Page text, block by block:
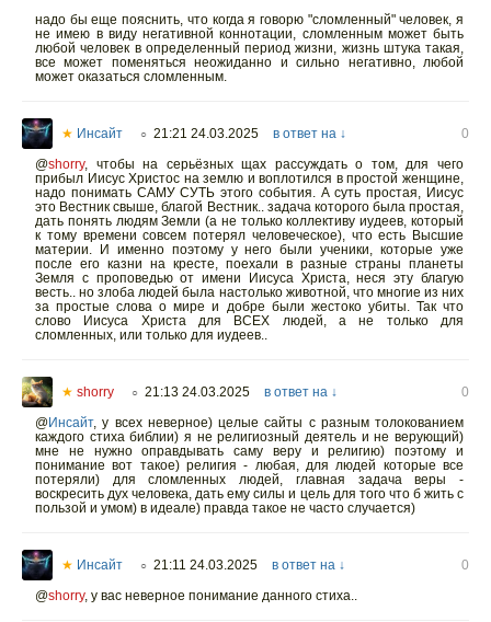
надо бы еще пояснить, что когда я говорю "сломленный" человек, я
не имею в виду негативной коннотации, сломленным может быть
любой человек в определенный период жизни, жизнь штука такая,
все может поменяться неожиданно и сильно негативно, любой
может оказаться сломленным.
★ Инсайт ○ 21:21 24.03.2025 в ответ на ↓
0
@shorry,
чтобы на серьёзных щах рассуждать о том, для чего
прибыл Иисус Христос на землю и воплотился в простой женщине,
надо понимать САМУ СУТЬ этого события. А суть простая, Иисус
это Вестник свыше, благой Вестник.. задача которого была простая,
дать понять людям Земли (а не только коллективу иудеев, который
к тому времени совсем потерял человеческое), что есть Высшие
материи. И именно поэтому у него были ученики, которые уже
после его казни на кресте, поехали в разные страны планеты
Земля с проповедью от имени Иисуса Христа, неся эту благую
весть.. но злоба людей была настолько животной, что многие из них
за простые слова о мире и добре были жестоко убиты. Так что
слово Иисуса Христа для ВСЕХ людей, а не только для
сломленных, или только для иудеев..
★ shorry ○ 21:13 24.03.2025 в ответ на ↓
0
@Инсайт, у всех неверное) целые сайты с разным толокованием
каждого стиха библии) я не религиозный деятель и не верующий)
мне не нужно оправдывать саму веру и религию) поэтому и
понимание вот такое) религия - любая, для людей которые все
потеряли) для сломленных людей, главная задача веры -
воскресить дух человека, дать ему силы и цель для того что б жить с
пользой и умом) в идеале) правда такое не часто случается)
★ Инсайт ○ 21:11 24.03.2025 в ответ на ↓
0
@shorry, у вас неверное понимание данного стиха..